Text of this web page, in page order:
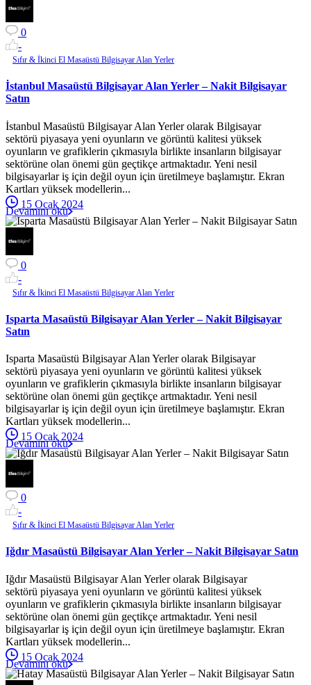
0
-
Sıfır & İkinci El Masaüstü Bilgisayar Alan Yerler
İstanbul Masaüstü Bilgisayar Alan Yerler – Nakit Bilgisayar
Satın
İstanbul Masaüstü Bilgisayar Alan Yerler olarak Bilgisayar
sektörü piyasaya yeni oyunların ve görüntü kalitesi yüksek
oyunların ve grafiklerin çıkmasıyla birlikte insanların bilgisayar
sektörüne olan önemi gün geçtikçe artmaktadır. Yeni nesil
bilgisayarlar iş için değil oyun için üretilmeye başlamıştır. Ekran
Kartları yüksek modellerin...
15 Ocak 2024
Devamını oku
0
-
Sıfır & İkinci El Masaüstü Bilgisayar Alan Yerler
Isparta Masaüstü Bilgisayar Alan Yerler – Nakit Bilgisayar
Satın
Isparta Masaüstü Bilgisayar Alan Yerler olarak Bilgisayar
sektörü piyasaya yeni oyunların ve görüntü kalitesi yüksek
oyunların ve grafiklerin çıkmasıyla birlikte insanların bilgisayar
sektörüne olan önemi gün geçtikçe artmaktadır. Yeni nesil
bilgisayarlar iş için değil oyun için üretilmeye başlamıştır. Ekran
Kartları yüksek modellerin...
15 Ocak 2024
Devamını oku
0
-
Sıfır & İkinci El Masaüstü Bilgisayar Alan Yerler
Iğdır Masaüstü Bilgisayar Alan Yerler – Nakit Bilgisayar Satın
Iğdır Masaüstü Bilgisayar Alan Yerler olarak Bilgisayar
sektörü piyasaya yeni oyunların ve görüntü kalitesi yüksek
oyunların ve grafiklerin çıkmasıyla birlikte insanların bilgisayar
sektörüne olan önemi gün geçtikçe artmaktadır. Yeni nesil
bilgisayarlar iş için değil oyun için üretilmeye başlamıştır. Ekran
Kartları yüksek modellerin...
15 Ocak 2024
Devamını oku